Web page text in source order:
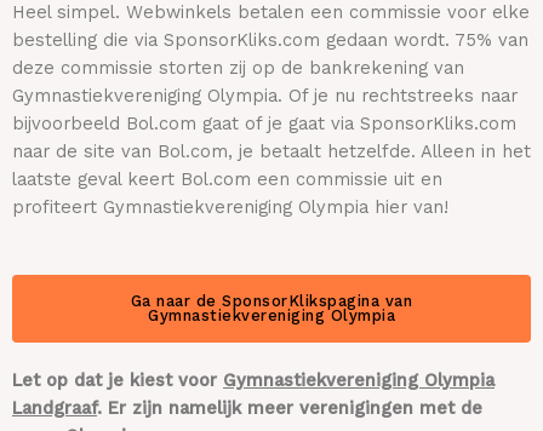
Heel simpel. Webwinkels betalen een commissie voor elke
bestelling die via SponsorKliks.com gedaan wordt. 75% van
deze commissie storten zij op de bankrekening van
Gymnastiekvereniging Olympia. Of je nu rechtstreeks naar
bijvoorbeeld Bol.com gaat of je gaat via SponsorKliks.com
naar de site van Bol.com, je betaalt hetzelfde. Alleen in het
laatste geval keert Bol.com een commissie uit en
profiteert Gymnastiekvereniging Olympia hier van!
Ga naar de SponsorKlikspagina van
Gymnastiekvereniging Olympia
Let op dat je kiest voor Gymnastiekvereniging Olympia
Landgraaf. Er zijn namelijk meer verenigingen met de